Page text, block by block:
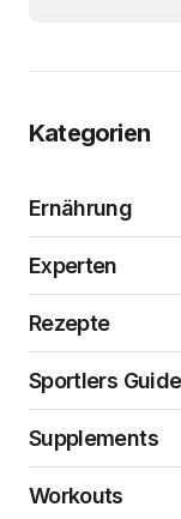
Kategorien
Ernährung
Experten
Rezepte
Sportlers Guide
Supplements
Workouts